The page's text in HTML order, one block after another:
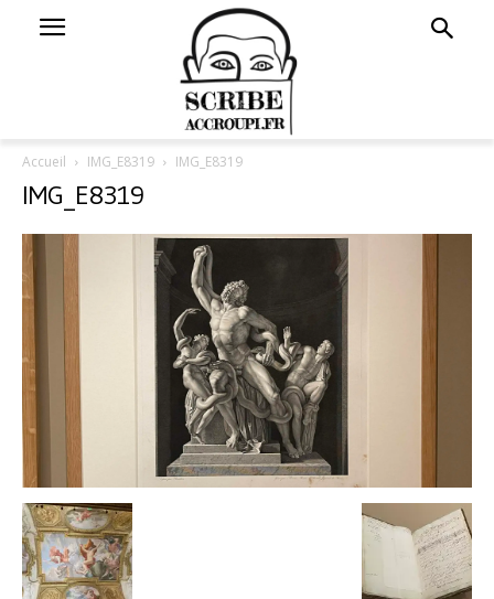
Accueil IMG_E8319 IMG_E8319
IMG_E8319